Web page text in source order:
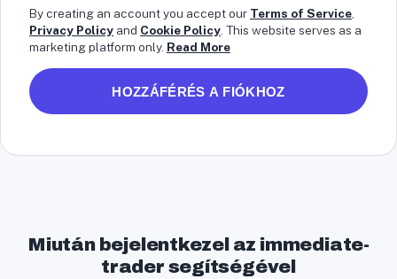
i
t
s
By creating an account you accept our Terms of Service
Privacy Policy and Cookie Policy . This website serves as a
marketing platform only. Read More
HOZZÁFÉRÉS A FIÓKHOZ
Miután bejelentkezel az immediate-
trader segítségével